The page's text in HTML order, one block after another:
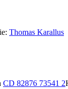
Thomas Karallus
CD 82876 73541 2